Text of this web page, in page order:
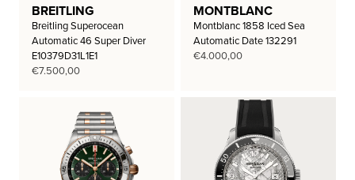
BREITLING
Breitling Superocean
Automatic 46 Super Diver
E10379D31L1E1
€7.500,00
MONTBLANC
Montblanc 1858 Iced Sea
Automatic Date 132291
€4.000,00